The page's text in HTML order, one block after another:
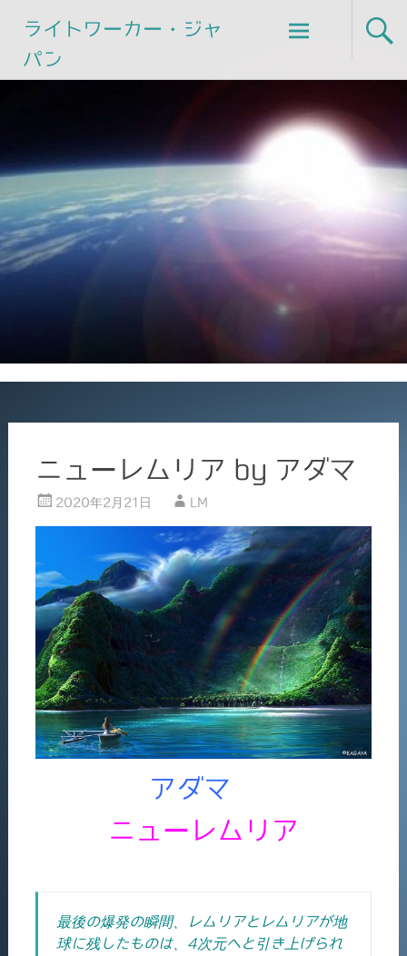
ライトワーカー・ジャ
パン
Skip
to
ニューレムリア by アダマ
2020年2月21日 LM
アダマ
ニューレムリア
最後の爆発の瞬間、レムリアとレムリアが地
球に残したものは、4次元へと引き上げられ